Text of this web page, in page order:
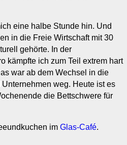
eine halbe Stunde hin. Und
in die Freie Wirtschaft mit 30
gehörte. In der
kämpfte ich zum Teil extrem hart
war ab dem Wechsel in die
weg. Heute ist es
die Bettschwere für
im Glas-Café.